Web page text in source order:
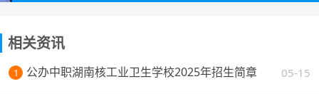
相关资讯
1 05-15
公办中职湖南核工业卫生学校2025年招生简章